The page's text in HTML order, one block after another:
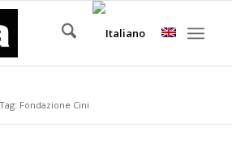
Tag: Fondazione Cini